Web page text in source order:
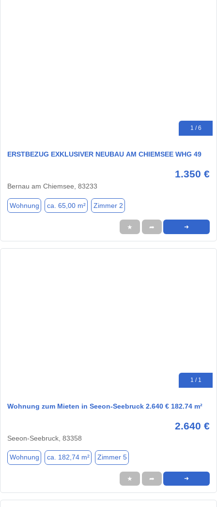
1 / 6
ERSTBEZUG EXKLUSIVER NEUBAU AM CHIEMSEE WHG 49
1.350 €
Bernau am Chiemsee, 83233
Wohnung ca. 65,00 m² Zimmer 2
★ ➦ ➜
1 / 1
Wohnung zum Mieten in Seeon-Seebruck 2.640 € 182.74 m²
2.640 €
Seeon-Seebruck, 83358
Wohnung ca. 182,74 m² Zimmer 5
★ ➦ ➜